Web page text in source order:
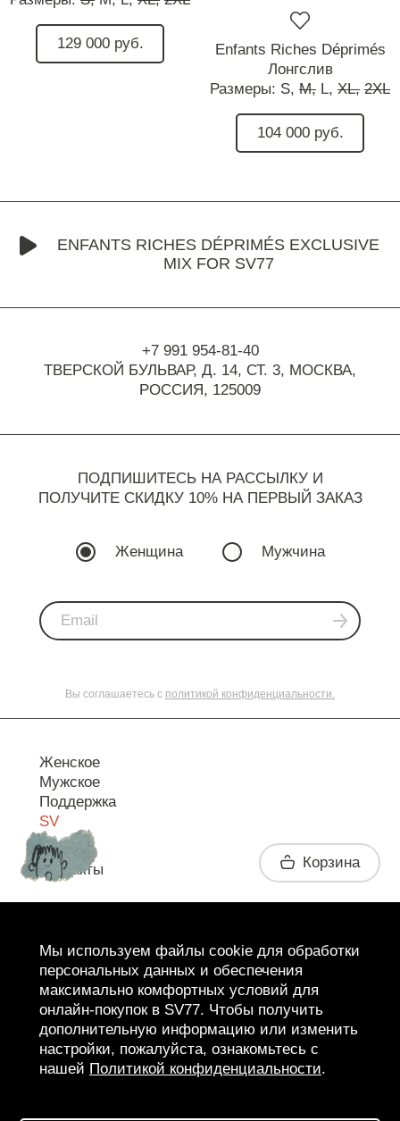
129 000 руб.
Enfants Riches Déprimés
Лонгслив
Размеры: S, M, L, XL, 2XL
104 000 руб.
ENFANTS RICHES DÉPRIMÉS EXCLUSIVE
MIX FOR SV77
+7 991 954-81-40
ТВЕРСКОЙ БУЛЬВАР, Д. 14, СТ. 3, МОСКВА,
РОССИЯ, 125009
ПОДПИШИТЕСЬ НА РАССЫЛКУ И
ПОЛУЧИТЕ СКИДКУ 10% НА ПЕРВЫЙ ЗАКАЗ
Женщина Мужчина
Вы соглашаетесь с политикой конфиденциальности.
Женское
Мужское
Поддержка
SV
Контакты Корзина
Мы используем файлы cookie для обработки
персональных данных и обеспечения
максимально комфортных условий для
онлайн-покупок в SV77. Чтобы получить
дополнительную информацию или изменить
настройки, пожалуйста, ознакомьтесь с
нашей Политикой конфиденциальности.